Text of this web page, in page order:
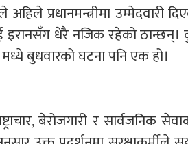
प्रधानमन्त्रीमा उम्मेदवारी
धेरै नजिक रहेको ठान्छन्।
बुधवारको घटना पनि एक हो।
बेरोजगारी र सार्वजनिक